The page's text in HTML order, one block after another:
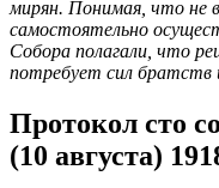
мирян. Понимая, что не
самостоятельно
Собора полагали, что
потребует сил братств
Протокол сто
(10 августа)